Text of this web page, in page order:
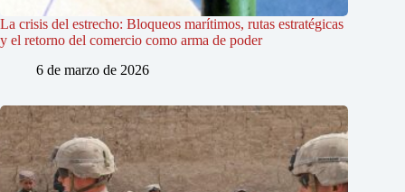
La crisis del estrecho: Bloqueos marítimos, rutas estratégicas
y el retorno del comercio como arma de poder
6 de marzo de 2026